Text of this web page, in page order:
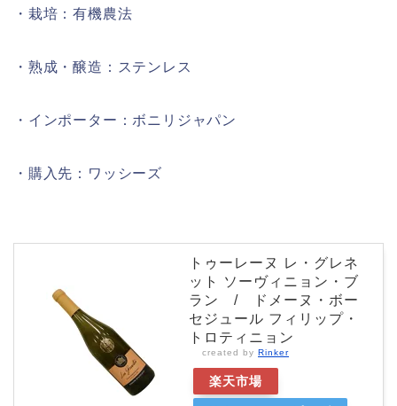
・栽培：有機農法
・熟成・醸造：ステンレス
・インポーター：ボニリジャパン
・購入先：ワッシーズ
トゥーレーヌ レ・グレネ
ット ソーヴィニョン・ブ
ラン / ドメーヌ・ボー
セジュール フィリップ・
トロティニョン
created by Rinker
楽天市場